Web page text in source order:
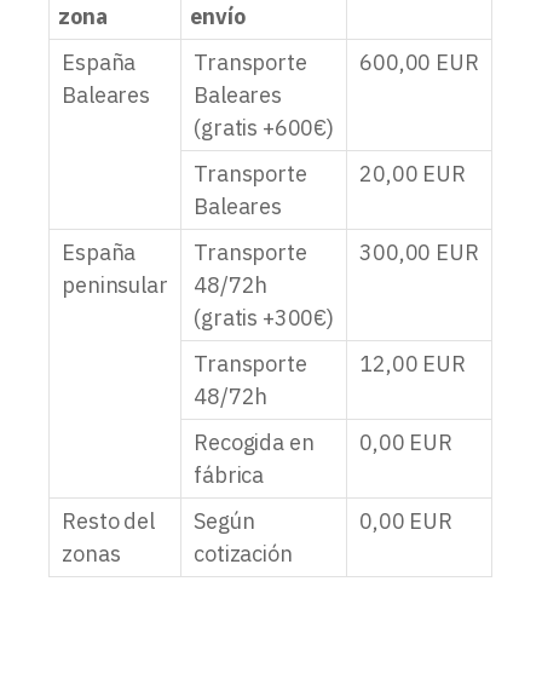
zona
envío
España
Baleares
Transporte
Baleares
(gratis +600€)
600,00 EUR
Transporte
Baleares
20,00 EUR
España
peninsular
Transporte
48/72h
(gratis +300€)
300,00 EUR
Transporte
48/72h
12,00 EUR
Recogida en
fábrica
0,00 EUR
Resto del
zonas
Según
cotización
0,00 EUR